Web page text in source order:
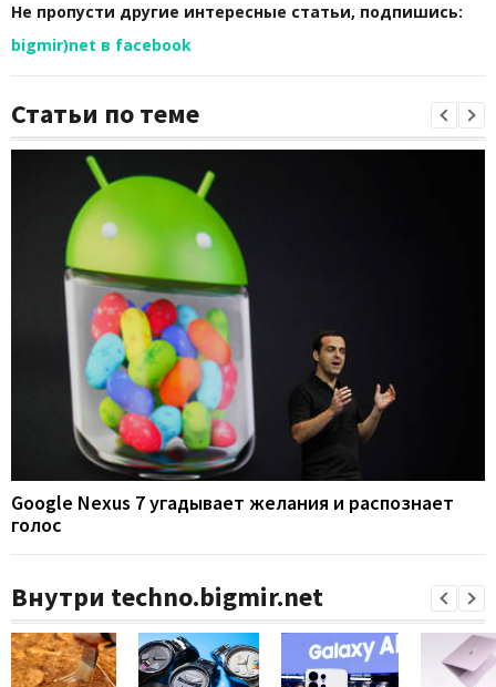
Не пропусти другие интересные статьи, подпишись:
bigmir)net в facebook
Статьи по теме
Google Nexus 7 угадывает желания и распознает
голос
Внутри techno.bigmir.net